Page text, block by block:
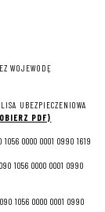
WOJEWODĘ
UBEZPIECZENIOWA
PDF)
0000 0001 0990 1619
1056 0000 0001 0990
1056 0000 0001 0990